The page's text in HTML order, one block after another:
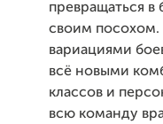
превращаться в
своим посохом.
вариациями
всё новыми
классов и
всю команду